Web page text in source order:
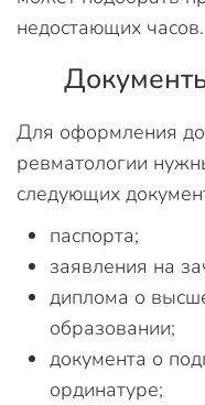
недостающих часов.
Для оформления
ревматологии
следующих
паспорта;
заявления на
диплома о
образовании;
документа о
ординатуре;